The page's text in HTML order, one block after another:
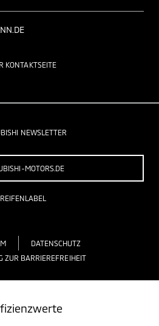
KONTAKTSEITE
NEWSLETTER
MOTORS.DE
REIFENLABEL
DATENSCHUTZ
ZUR BARRIEREFREIHEIT